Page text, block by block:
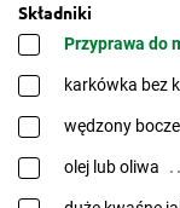
Składniki
Przyprawa do
karkówka bez
wędzony
olej lub oliwa